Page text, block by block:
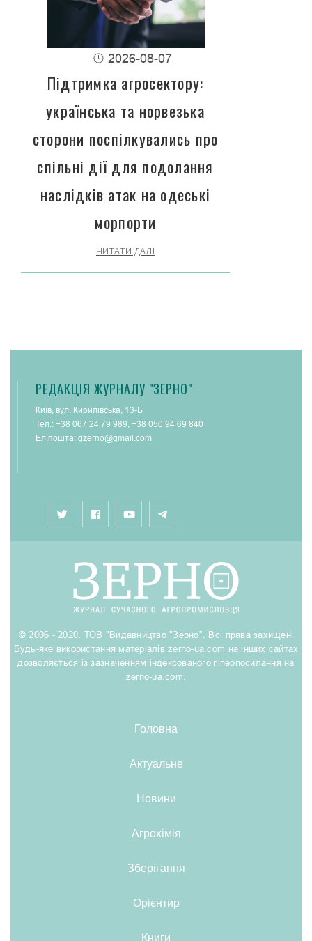
2026-08-07
Підтримка агросектору:
українська та норвезька
сторони поспілкувались про
спільні дії для подолання
наслідків атак на одеські
морпорти
ЧИТАТИ ДАЛІ
РЕДАКЦІЯ ЖУРНАЛУ "ЗЕРНО"
Київ, вул. Кирилівська, 13-Б
Тел.: +38 067 24 79 989, +38 050 94 69 840
Ел.пошта: gzerno@gmail.com
© 2006 - 2020. ТОВ "Видавництво "Зерно". Всі права захищені
Будь-яке використання матеріалів zerno-ua.com на інших сайтах
дозволяється із зазначенням індексованого гіперпосилання на
zerno-ua.com.
Головна
Актуальне
Новини
Агрохімія
Зберігання
Орієнтир
Книги